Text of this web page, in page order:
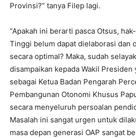
Provinsi?” tanya Filep lagi.
“Apakah ini berarti pasca Otsus,
Tinggi belum dapat dielaborasi dan
secara optimal? Maka, sudah
disampaikan kepada Wakil Presiden
sebagai Ketua Badan Pengarah
Pembangunan Otonomi Khusus
secara menyeluruh persoalan
Masalah ini sangat urgen untuk
masa depan generasi OAP sangat